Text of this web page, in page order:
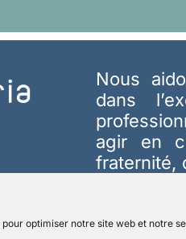
pour optimiser notre site web et notre
Nous
dans
agir en
fraternité,